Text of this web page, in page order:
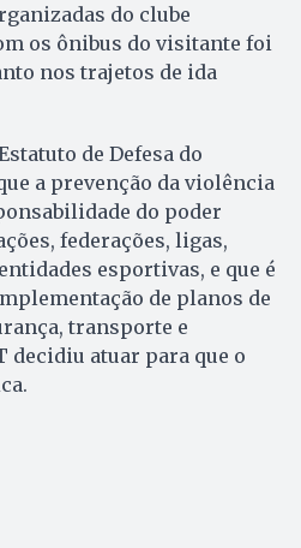
do clube
os ônibus do visitante foi
nos trajetos de ida
de Defesa do
a prevenção da violência
do poder
federações, ligas,
esportivas, e que é
de planos de
transporte e
decidiu atuar para que o